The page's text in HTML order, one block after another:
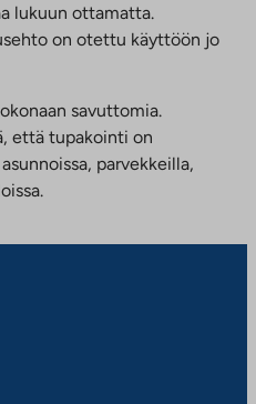
lukuun ottamatta.
on otettu käyttöön jo
savuttomia.
että tupakointi on
parvekkeilla,